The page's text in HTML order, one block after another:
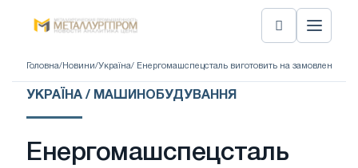
Головна/ Новини/Україна/ Енергомашспецсталь виготовить на замовлення
УКРАЇНА / МАШИНОБУДУВАННЯ
Енергомашспецсталь